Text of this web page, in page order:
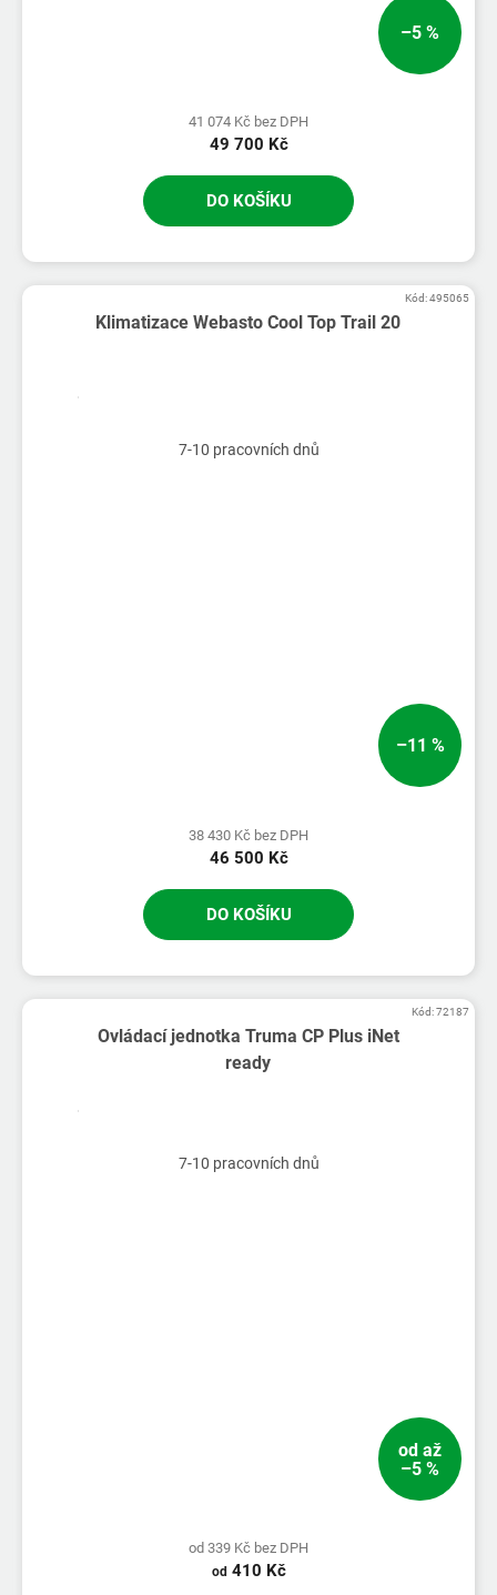
–5 %
41 074 Kč bez DPH
49 700 Kč
DO KOŠÍKU
Klimatizace Webasto Cool Top Trail 20
7-10 pracovních dnů
–11 %
38 430 Kč bez DPH
46 500 Kč
DO KOŠÍKU
Kód:495065
Ovládací jednotka Truma CP Plus iNet
ready
7-10 pracovních dnů
od až
–5 %
od 339 Kč bez DPH
od 410 Kč
Kód:72187